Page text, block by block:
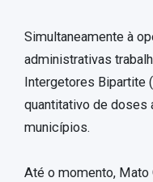
Simultaneamente à
administrativas
Intergetores Bipartite
quantitativo de doses
municípios.
Até o momento, Mato